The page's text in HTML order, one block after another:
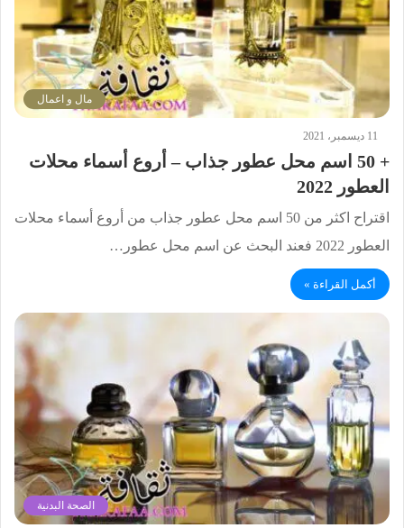
مال و اعمال
11 ديسمبر، 2021
+ 50 اسم محل عطور جذاب – أروع أسماء محلات
العطور 2022
اقتراح اكثر من 50 اسم محل عطور جذاب من أروع أسماء محلات
العطور 2022 فعند البحث عن اسم محل عطور…
أكمل القراءة »
الصحة البدنية